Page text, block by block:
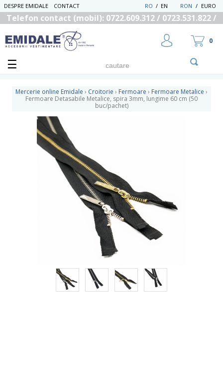
DESPRE EMIDALE CONTACT RON / EURO
EN
/
RO
Telefon contact (mobil): 0722.609.312 / 0723.531.822 /
0
Mercerie online Emidale › Croitorie › Fermoare › Fermoare Metalice ›
Fermoare Detasabile Metalice, spira 3mm, lungime 60 cm (50
buc/pachet)